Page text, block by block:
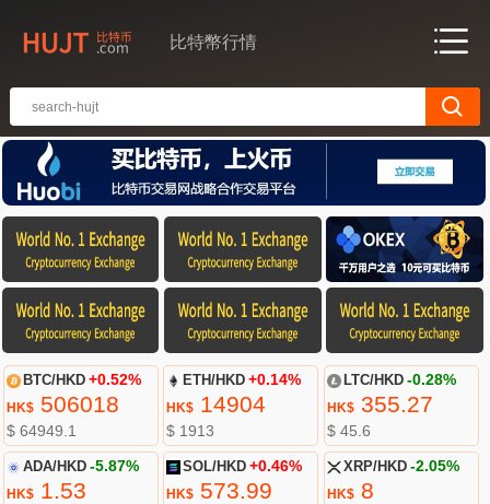
比特幣行情
BTC/HKD +0.52%
HK$506018
$ 64949.1
ETH/HKD +0.14%
HK$ 14904
$ 1913
LTC/HKD -0.28%
HK$355.27
$ 45.6
ADA/HKD -5.87%
HK$1.53
SOL/HKD +0.46%
HK$ 573.99
XRP/HKD -2.05%
HK$8